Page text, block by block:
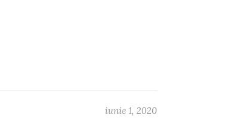
iunie 1, 2020